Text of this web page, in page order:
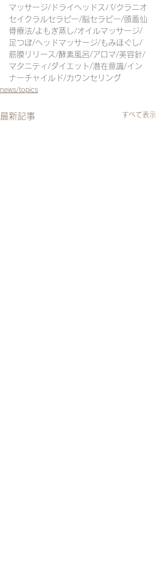
マッサージ/ドライヘッドスパ/クラニオ
セイクラルセラピー/脳セラピー/頭蓋仙
骨療法/よもぎ蒸し/オイルマッサージ/
足つぼ/ヘッドマッサージ/もみほぐし/
筋膜リリース/酵素風呂/アロマ/美容針/
マタニティ/ダイエット/潜在意識/イン
ナーチャイルド/カウンセリング
news/topics
最新記事 すべて表示